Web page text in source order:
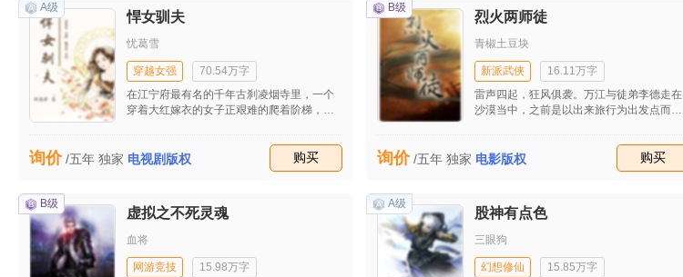
体如百万山脉。不知何方仙神，万古长眠于
此！ 少年冤魂不灭，遁入仙尸还魂重生，从
此一人十剑杀穿仙路，通天证道！
就在前面。
A级
悍女驯夫
忧葛雪
穿越女强
70.54万字
在江宁府最有名的千年古刹凌烟寺里，一个
穿着大红嫁衣的女子正艰难的爬着阶梯，而
的考古学家，因为无意中开启了上古石刻，
本来以为会因此到阎王那么报道的，没想到
O�榈呐�人身上，原来的黄�O�樽陨绷耍
�而她现在就是替她好好的活下去，而她今
天来凌烟寺的目的则是为了来找逃婚的柳岩
到柳岩祉竟然在大婚前逃婚了，还逃到了这
询价 /五年 独家 电视剧版权 购买
B级
烈火两师徒
青椒土豆块
新派武侠
16.11万字
雷声四起，狂风俱袭。万江与徒弟李德走在
沙漠当中，之前是以出来旅行为出发点而来
漠痕道，抱着希望走去，却带着失望而归。
此次他们的旅行演变成了一次人生当中的冒
着死也要走出这片沙漠。
询价 /五年 独家 电影版权 购买
B级
虚拟之不死灵魂
血将
网游竞技
15.98万字
A级
股神有点色
三眼狗
幻想修仙
15.85万字